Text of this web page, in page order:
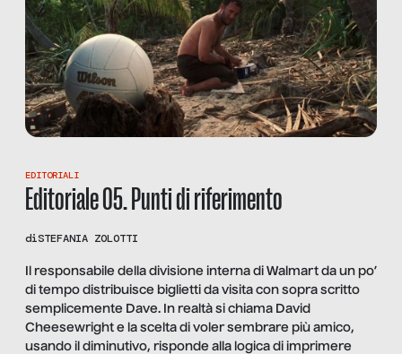
EDITORIALI
Editoriale 05. Punti di riferimento
diSTEFANIA ZOLOTTI
Il responsabile della divisione interna di Walmart da un po’
di tempo distribuisce biglietti da visita con sopra scritto
semplicemente Dave. In realtà si chiama David
Cheesewright e la scelta di voler sembrare più amico,
usando il diminutivo, risponde alla logica di imprimere